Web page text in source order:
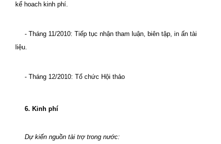
kế hoach kinh phí.
- Tháng 11/2010: Tiếp tục nhận tham luận, biên tập, in ấn tài
liệu.
- Tháng 12/2010: Tổ chức Hội thảo
6. Kinh phí
Dự kiến nguồn tài trợ trong nước: